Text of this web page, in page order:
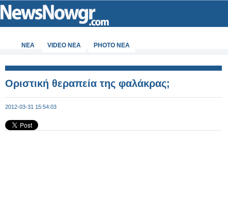
ΝΕΑ VIDEO NEA PHOTO NEA
Οριστική θεραπεία της φαλάκρας;
2012-03-31 15:54:03